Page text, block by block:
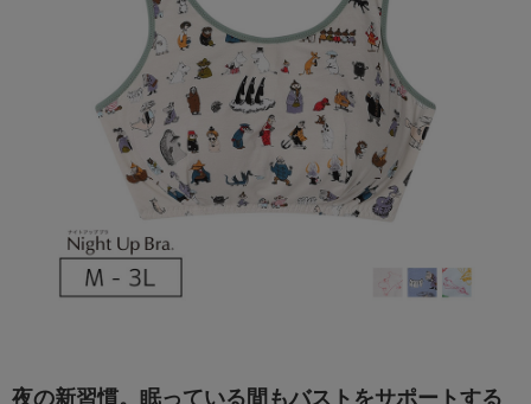
夜の新習慣。眠っている間もバストをサポートする